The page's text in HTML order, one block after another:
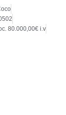
80.000,00€ i.v